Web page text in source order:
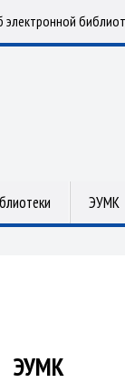
электронной
ЭУМК
ЭУМК